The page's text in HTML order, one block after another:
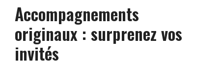
Accompagnements
originaux : surprenez vos
invités